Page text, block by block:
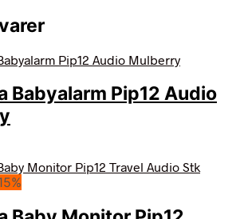
Babyalarm Pip12 Audio